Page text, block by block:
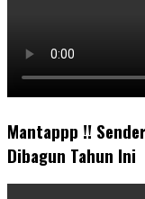
Mantappp !!
Dibagun Tahun Ini